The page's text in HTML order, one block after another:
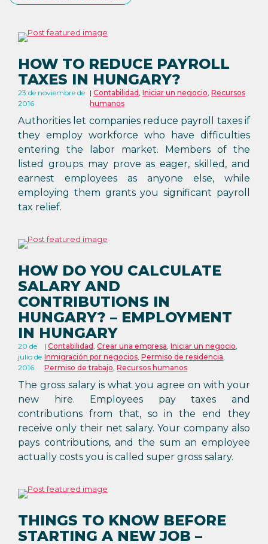
HOW TO REDUCE PAYROLL
TAXES IN HUNGARY?
23 de noviembre de
2016
Contabilidad,Iniciar un negocio,Recursos
humanos
Authorities let companies reduce payroll taxes if
they employ workforce who have difficulties
entering the labor market. Members of the
listed groups may prove as eager, skilled, and
earnest employees as anyone else, while
employing them grants you significant payroll
tax relief.
HOW DO YOU CALCULATE
SALARY AND
CONTRIBUTIONS IN
HUNGARY? – EMPLOYMENT
IN HUNGARY
20 de
julio de
2016
Contabilidad,Crear una empresa,Iniciar un negocio,
Inmigración por negocios,Permiso de residencia,
Permiso de trabajo,Recursos humanos
The gross salary is what you agree on with your
new hire. Employees pay taxes and
contributions from that, so in the end they
receive only their net salary. Your company also
pays contributions, and the sum an employee
actually costs you is called super gross salary.
THINGS TO KNOW BEFORE
STARTING A NEW JOB –